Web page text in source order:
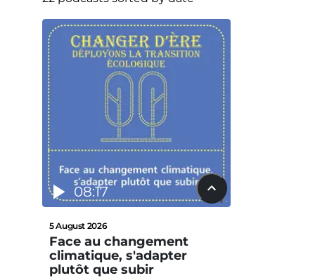
08:17
5 August 2026
Face au changement
climatique, s'adapter
plutôt que subir